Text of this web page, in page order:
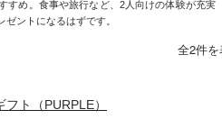
すめ。食事や旅行など、2人向けの体験が充実
ントになるはずです。
全2件
フト（PURPLE）